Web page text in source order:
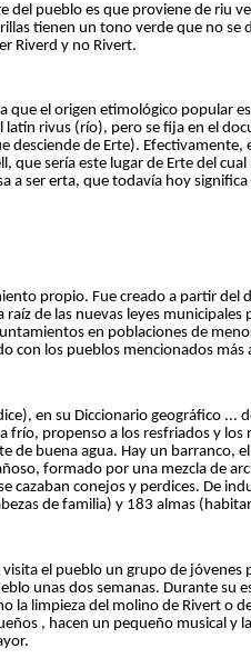
del pueblo es que proviene de riu
tienen un tono verde que no se
Riverd y no Rivert.
que el origen etimológico popular
rivus (río), pero se fija en el
desciende de Erte). Efectivamente,
que sería este lugar de Erte del
a ser erta, que todavía hoy
propio. Fue creado a partir del
de las nuevas leyes
en poblaciones de
con los pueblos mencionados
en su Diccionario geográfico ...
frío, propenso a los resfriados y
buena agua. Hay un barranco,
formado por una mezcla de
cazaban conejos y perdices. De
de familia) y 183 almas
el pueblo un grupo de
unas dos semanas. Durante su
la limpieza del molino de Rivert o
, hacen un pequeño musical y